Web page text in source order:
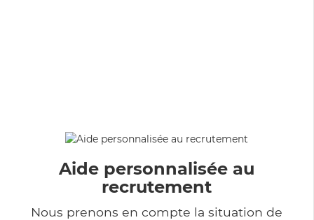
Aide personnalisée au
recrutement
Nous prenons en compte la situation de